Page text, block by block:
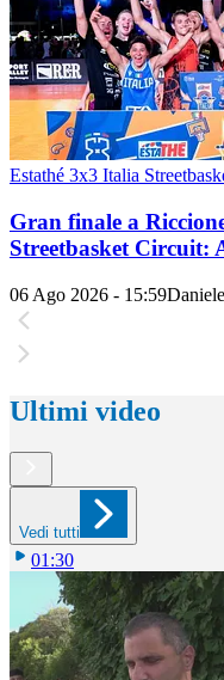
Estathé 3x3 Italia
Gran finale a
Streetbasket Circuit:
06 Ago 2026 - 15:59
Ultimi video
Vedi tutti
01:30